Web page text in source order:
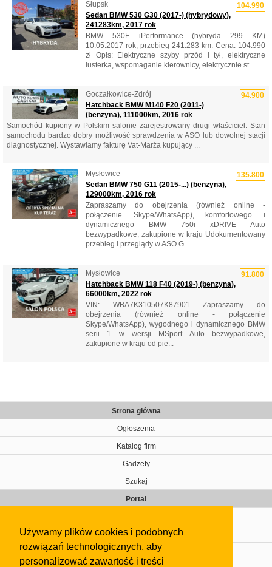
Używamy plików cookies i podobnych
rozwiązań technologicznych, aby
personalizować zawartość i treści
104.990
Słupsk
Sedan BMW 530 G30 (2017-) (hybrydowy),
241283km, 2017 rok
BMW 530E iPerformance (hybryda 299 KM)
10.05.2017 rok, przebieg 241.283 km. Cena: 104.990
zł Opis: Elektryczne szyby przód i tył, elektryczne
lusterka, wspomaganie kierownicy, elektrycznie st...
94.900
Goczałkowice-Zdrój
Hatchback BMW M140 F20 (2011-)
(benzyna), 111000km, 2016 rok
Samochód kupiony w Polskim salonie zarejestrowany drugi właściciel. Stan
samochodu bardzo dobry możliwość sprawdzenia w ASO lub dowolnej stacji
diagnostycznej. Wystawiamy fakturę Vat-Marża kupujący ...
135.800
Mysłowice
Sedan BMW 750 G11 (2015-...) (benzyna),
129000km, 2016 rok
Zapraszamy do obejrzenia (również online -
połączenie Skype/WhatsApp), komfortowego i
dynamicznego BMW 750i xDRIVE Auto
bezwypadkowe, zakupione w kraju Udokumentowany
przebieg i przeglądy w ASO G...
91.800
Mysłowice
Hatchback BMW 118 F40 (2019-) (benzyna),
66000km, 2022 rok
VIN: WBA7K310507K87901 Zapraszamy do
obejrzenia (również online - połączenie
Skype/WhatsApp), wygodnego i dynamicznego BMW
serii 1 w wersji MSport Auto bezwypadkowe,
zakupione w kraju od pie...
Strona główna
Ogłoszenia
Katalog firm
Gadżety
Szukaj
Portal
Kontakt
Regulamin